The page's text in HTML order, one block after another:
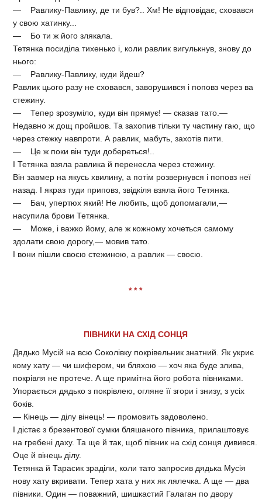
— Равлику-Павлику, де ти був?.. Хм! Не відповідає, сховався
у свою хатинку...
— Бо ти ж його злякала.
Тетянка посиділа тихенько і, коли равлик вигулькнув, знову до
нього:
— Равлику-Павлику, куди йдеш?
Равлик цього разу не сховався, заворушився і поповз через ва
стежину.
— Тепер зрозуміло, куди він прямує! — сказав тато.—
Недавно ж дощ пройшов. Та захопив тільки ту частину гаю, що
через стежку навпроти. А равлик, мабуть, захотів пити.
— Це ж поки він туди добереться!..
І Тетянка взяла равлика й перенесла через стежину.
Він завмер на якусь хвилину, а потім розвернувся і поповз неї
назад. І якраз туди приповз, звідкіля взяла його Тетянка.
— Бач, упертюх який! Не любить, щоб допомагали,—
насупила брови Тетянка.
— Може, і важко йому, але ж кожному хочеться самому
здолати свою дорогу,— мовив тато.
І вони пішли своєю стежиною, а равлик — своєю.
* * *
ПІВНИКИ НА СХІД СОНЦЯ
Дядько Мусій на всю Соколівку покрівельник знатний. Як укриє
кому хату — чи шифером, чи бляхою — хоч яка буде злива,
покрівля не протече. А ще примітна його робота півниками.
Упорається дядько з покрівлею, огляне її згори і знизу, з усіх
боків.
— Кінець — ділу вінець! — промовить задоволено.
І дістає з брезентової сумки бляшаного півника, прилаштовує
на гребені даху. Та ще й так, щоб півник на схід сонця дивився.
Оце й вінець ділу.
Тетянка й Тарасик зраділи, коли тато запросив дядька Мусія
нову хату вкривати. Тепер хата у них як лялечка. А ще — два
півники. Один — поважний, шишкастий Галаган по двору